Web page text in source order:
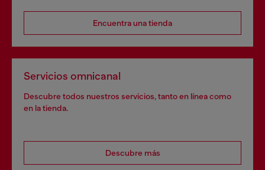
Encuentra una tienda
Servicios omnicanal
Descubre todos nuestros servicios, tanto en línea como
en la tienda.
Descubre más